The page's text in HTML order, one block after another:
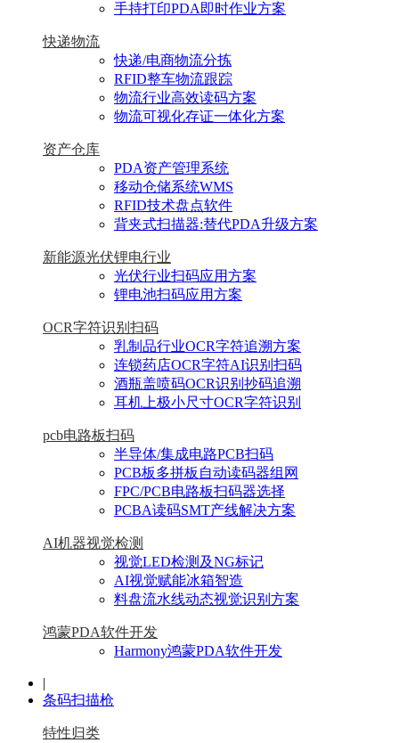
手持打印PDA即时作业方案
快递物流
快递/电商物流分拣
RFID整车物流跟踪
物流行业高效读码方案
物流可视化存证一体化方案
资产仓库
PDA资产管理系统
移动仓储系统WMS
RFID技术盘点软件
背夹式扫描器:替代PDA升级方案
新能源光伏锂电行业
光伏行业扫码应用方案
锂电池扫码应用方案
OCR字符识别扫码
乳制品行业OCR字符追溯方案
连锁药店OCR字符AI识别扫码
酒瓶盖喷码OCR识别抄码追溯
耳机上极小尺寸OCR字符识别
pcb电路板扫码
半导体/集成电路PCB扫码
PCB板多拼板自动读码器组网
FPC/PCB电路板扫码器选择
PCBA读码SMT产线解决方案
AI机器视觉检测
视觉LED检测及NG标记
AI视觉赋能冰箱智造
料盘流水线动态视觉识别方案
鸿蒙PDA软件开发
Harmony鸿蒙PDA软件开发
|
条码扫描枪
特性归类